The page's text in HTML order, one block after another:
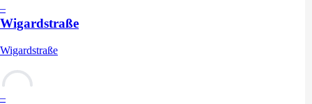
–
Wigardstraße
Wigardstraße
–